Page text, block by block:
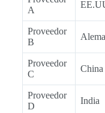
A
Proveedor
B
Proveedor
C
China
Proveedor
D
India